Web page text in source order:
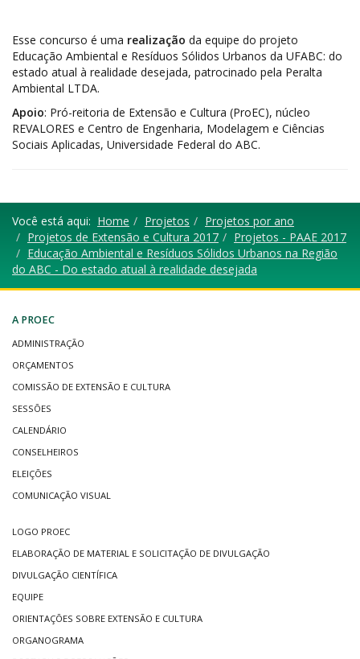
Esse concurso é uma realização da equipe do projeto
Educação Ambiental e Resíduos Sólidos Urbanos da UFABC: do
estado atual à realidade desejada, patrocinado pela Peralta
Ambiental LTDA.
Apoio: Pró-reitoria de Extensão e Cultura (ProEC), núcleo
REVALORES e Centro de Engenharia, Modelagem e Ciências
Sociais Aplicadas, Universidade Federal do ABC.
Você está aqui: Home Projetos
Projetos por ano
Projetos de Extensão e Cultura 2017
Projetos - PAAE 2017
Educação Ambiental e Resíduos Sólidos Urbanos na Região
do ABC - Do estado atual à realidade desejada
A PROEC
ADMINISTRAÇÃO
ORÇAMENTOS
COMISSÃO DE EXTENSÃO E CULTURA
SESSÕES
CALENDÁRIO
CONSELHEIROS
ELEIÇÕES
COMUNICAÇÃO VISUAL
LOGO PROEC
ELABORAÇÃO DE MATERIAL E SOLICITAÇÃO DE DIVULGAÇÃO
DIVULGAÇÃO CIENTÍFICA
EQUIPE
ORIENTAÇÕES SOBRE EXTENSÃO E CULTURA
ORGANOGRAMA